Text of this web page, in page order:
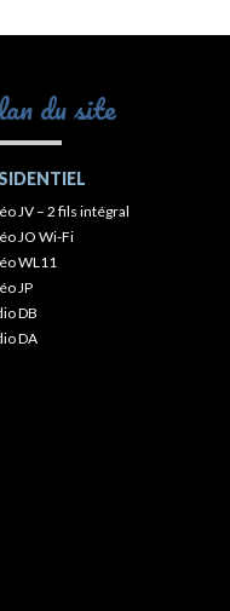
du site
JV – 2 fils intégral
JO Wi-Fi
WL11
JP
DB
DA